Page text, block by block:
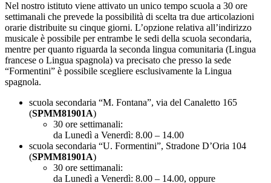
Nel nostro istituto viene attivato un unico tempo scuola a 30 ore
settimanali che prevede la possibilità di scelta tra due articolazioni
orarie distribuite su cinque giorni. L’opzione relativa all’indirizzo
musicale è possibile per entrambe le sedi della scuola secondaria,
mentre per quanto riguarda la seconda lingua comunitaria (Lingua
francese o Lingua spagnola) va precisato che presso la sede
“Formentini” è possibile scegliere esclusivamente la Lingua
spagnola.
scuola secondaria “M. Fontana”, via del Canaletto 165
(SPMM81901A)
30 ore settimanali:
da Lunedì a Venerdì: 8.00 – 14.00
scuola secondaria “U. Formentini”, Stradone D’Oria 104
(SPMM81901A)
30 ore settimanali:
da Lunedì a Venerdì: 8.00 – 14.00, oppure